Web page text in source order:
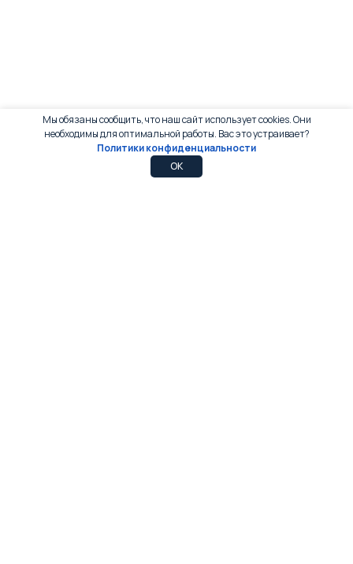
Мы обязаны сообщить, что наш сайт использует cookies. Они
необходимы для оптимальной работы. Вас это устраивает?
Политики конфиденциальности
OK